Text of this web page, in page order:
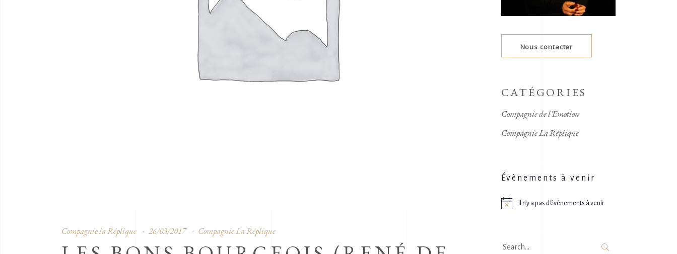
Compagnie la Réplique 26/03/2017 Compagnie La Réplique
Nous contacter
CATÉGORIES
Compagnie de l'Emotion
Compagnie La Réplique
Évènements à venir
Notice
Il n’y a pas d’évènements à venir.
Search